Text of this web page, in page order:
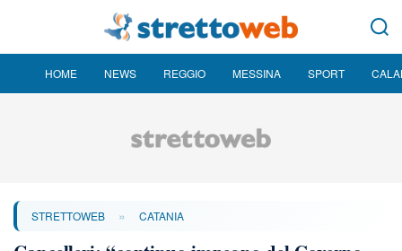
HOME NEWS REGGIO MESSINA SPORT
STRETTOWEB » CATANIA